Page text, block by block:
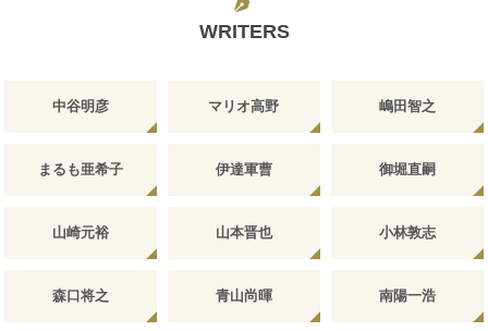
WRITERS
中谷明彦 マリオ高野 嶋田智之
まるも亜希子 伊達軍曹 御堀直嗣
山崎元裕 山本晋也 小林敦志
森口将之 青山尚暉 南陽一浩